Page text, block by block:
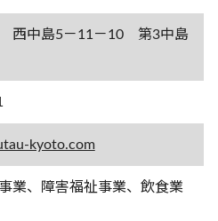
西中島5－11－10 第3中島
kyoto.com
業、障害福祉事業、飲食業